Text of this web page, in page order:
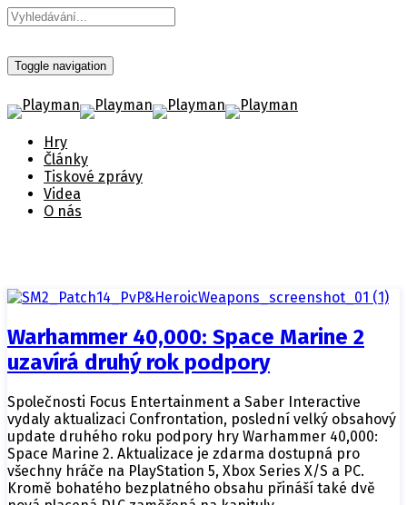
Toggle navigation
Hry
Články
Tiskové zprávy
Videa
O nás
Warhammer 40,000: Space Marine 2
uzavírá druhý rok podpory
Společnosti Focus Entertainment a Saber Interactive
vydaly aktualizaci Confrontation, poslední velký obsahový
update druhého roku podpory hry Warhammer 40,000:
Space Marine 2. Aktualizace je zdarma dostupná pro
všechny hráče na PlayStation 5, Xbox Series X/S a PC.
Kromě bohatého bezplatného obsahu přináší také dvě